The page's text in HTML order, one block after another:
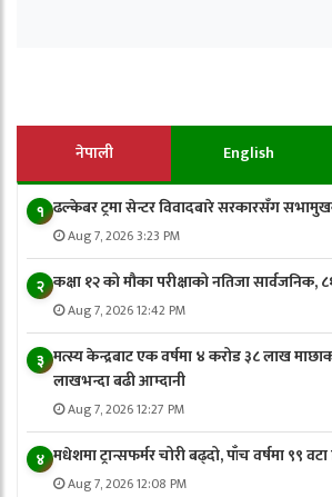
नेपाली English
१ ढल्केबर ट्रमा सेन्टर विवादबारे सरकारसँग
Aug 7, 2026 3:23 PM
२ कक्षा १२ को मौका परीक्षाको नतिजा सार्वजनिक,
Aug 7, 2026 12:42 PM
३ मत्स्य केन्द्रबाट एक वर्षमा ४ करोड ३८ लाख
लाखभन्दा बढी आम्दानी
Aug 7, 2026 12:27 PM
४ मधेशमा ट्रान्सफर्मर चोरी बढ्दो, पाँच वर्षमा ९९ वटा
Aug 7, 2026 12:08 PM